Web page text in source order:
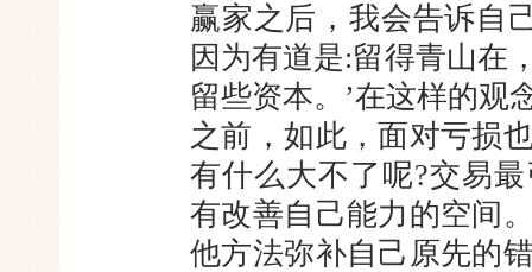
赢家之后，我会告诉自
因为有道是:留得青山在
留些资本。’在这样的观
之前，如此，面对亏损
有什么大不了呢?交易
有改善自己能力的空间
他方法弥补自己原先的